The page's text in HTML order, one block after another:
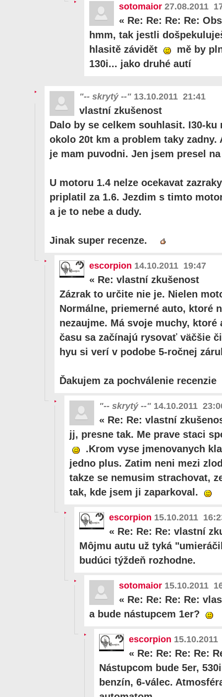
sotomaior 27.08.2011
« Re: Re: Re: Re:
hmm, tak jestli
hlasitě závidět
mě by
130i... jako druhé autí
"-- skrytý --" 13.10.2011 21:41
vlastní zkušenost
Dalo by se celkem souhlasit. I30-
okolo 20t km a problem taky zadny.
je mam puvodni. Jen jsem presel
U motoru 1.4 nelze ocekavat
priplatil za 1.6. Jezdim s timto
a je to nebe a dudy.
Jinak super recenze.
escorpion 14.10.2011 19:47
« Re: vlastní zkušenost
Zázrak to určite nie je. Nielen
Normálne, priemerné auto, ktoré
nezaujme. Má svoje muchy, ktoré
času sa začínajú rysovať väčšie
hyu si verí v podobe 5-ročnej
Ďakujem za pochválenie recenzie
"-- skrytý --" 14.10.2011
« Re: Re: vlastní
jj, presne tak. Me prave staci
.Krom vyse jmenovanych
jedno plus. Zatim neni mezi
takze se nemusim strachovat,
tak, kde jsem ji zaparkoval.
escorpion 15.10.2011
« Re: Re: Re: vlastní
Môjmu autu už tyká
budúci týždeň rozhodne.
sotomaior 15.10.2011
« Re: Re: Re: Re:
a bude nástupcem 1er?
escorpion
« Re: Re: Re: Re:
Nástupcom bude 5er,
benzín, 6-válec.